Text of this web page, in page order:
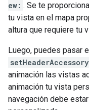
ew: . Se te
tu vista en el mapa
altura que requiere tu
Luego, puedes pasar
animación las vistas
animación tu vista
navegación debe